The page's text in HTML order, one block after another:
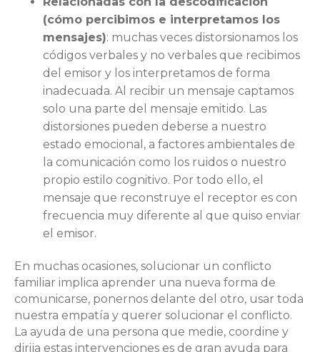
(cómo percibimos e interpretamos los
mensajes): muchas veces distorsionamos los
códigos verbales y no verbales que recibimos
del emisor y los interpretamos de forma
inadecuada. Al recibir un mensaje captamos
solo una parte del mensaje emitido. Las
distorsiones pueden deberse a nuestro
estado emocional, a factores ambientales de
la comunicación como los ruidos o nuestro
propio estilo cognitivo. Por todo ello, el
mensaje que reconstruye el receptor es con
frecuencia muy diferente al que quiso enviar
el emisor.
En muchas ocasiones, solucionar un conflicto
familiar implica aprender una nueva forma de
comunicarse, ponernos delante del otro, usar toda
nuestra empatía y querer solucionar el conflicto.
La ayuda de una persona que medie, coordine y
dirija estas intervenciones es de gran ayuda para